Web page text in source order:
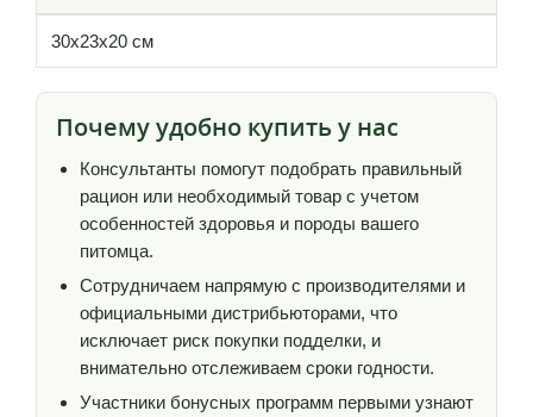
30х23х20 см
Почему удобно купить у нас
Консультанты помогут подобрать правильный
рацион или необходимый товар с учетом
особенностей здоровья и породы вашего
питомца.
Сотрудничаем напрямую с производителями и
официальными дистрибьюторами, что
исключает риск покупки подделки, и
внимательно отслеживаем сроки годности.
Участники бонусных программ первыми узнают